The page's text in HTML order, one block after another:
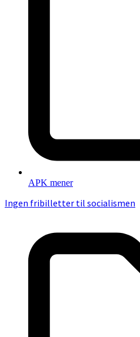
APK mener
Ingen fribilletter til socialismen